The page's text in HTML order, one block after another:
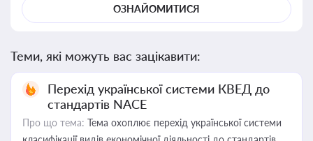
ОЗНАЙОМИТИСЯ
Теми, які можуть вас зацікавити:
Перехід української системи КВЕД до
стандартів NACE
Про що тема: Тема охоплює перехід української системи